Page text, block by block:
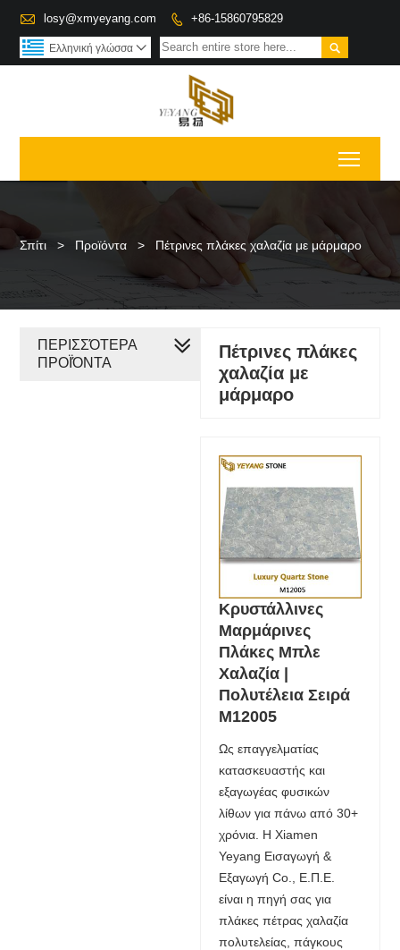
 losy@xmyeyang.com  +86-15860795829

Ελληνική γλώσσα 
Σπίτι > Προϊόντα > Πέτρινες πλάκες χαλαζία με μάρμαρο
Πέτρινες πλάκες
χαλαζία με
μάρμαρο
Κρυστάλλινες
Μαρμάρινες
Πλάκες Μπλε
Χαλαζία |
Πολυτέλεια Σειρά
M12005
Ως επαγγελματίας
κατασκευαστής και
εξαγωγέας φυσικών
λίθων για πάνω από 30+
χρόνια. Η Xiamen
Yeyang Εισαγωγή &
Εξαγωγή Co., Ε.Π.Ε.
είναι η πηγή σας για
πλάκες πέτρας χαλαζία
πολυτελείας, πάγκους
ΠΕΡΙΣΣΌΤΕΡΑ
ΠΡΟΪΌΝΤΑ